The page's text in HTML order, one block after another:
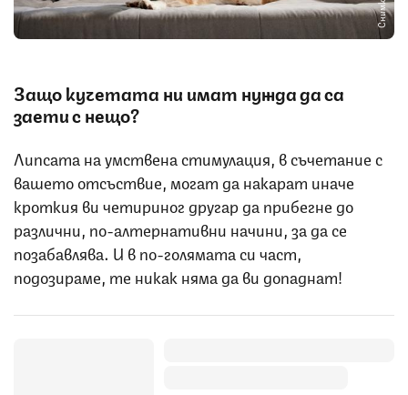
Защо кучетата ни имат нужда да са
заети с нещо?
Липсата на умствена стимулация, в съчетание с
вашето отсъствие, могат да накарат иначе
кроткия ви четириног другар да прибегне до
различни, по-алтернативни начини, за да се
позабавлява. И в по-голямата си част,
подозираме, те никак няма да ви допаднат!